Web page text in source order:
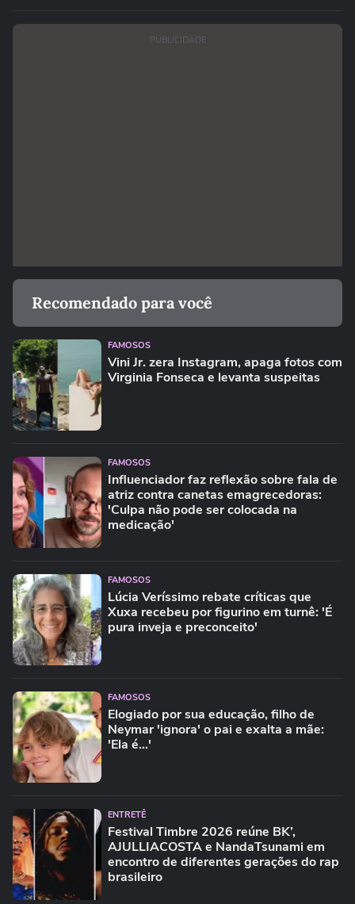
PUBLICIDADE
Recomendado para você
FAMOSOS
Vini Jr. zera Instagram, apaga fotos com
Virginia Fonseca e levanta suspeitas
FAMOSOS
Influenciador faz reflexão sobre fala de
atriz contra canetas emagrecedoras:
'Culpa não pode ser colocada na
medicação'
FAMOSOS
Lúcia Veríssimo rebate críticas que
Xuxa recebeu por figurino em turnê: 'É
pura inveja e preconceito'
FAMOSOS
Elogiado por sua educação, filho de
Neymar 'ignora' o pai e exalta a mãe:
'Ela é...'
ENTRETÊ
Festival Timbre 2026 reúne BK’,
AJULLIACOSTA e NandaTsunami em
encontro de diferentes gerações do rap
brasileiro